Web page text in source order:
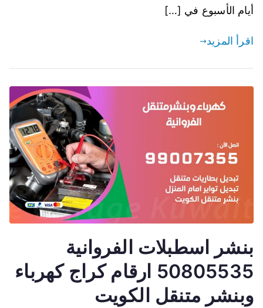
أيام الأسبوع في […]
اقرأ المزيد
بنشر اسطبلات الفروانية
50805535 ارقام كراج كهرباء
وبنشر متنقل الكويت